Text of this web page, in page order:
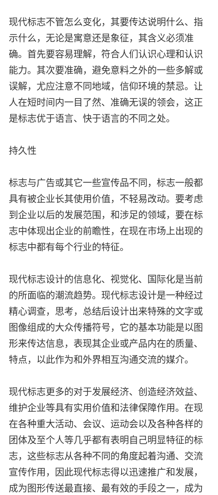
现代标志不管怎么变化，其要传达说明什么、指
示什么，无论是寓意还是象征，其含义必须准
确。首先要容易理解，符合人们认识心理和认识
能力。其次要准确，避免意料之外的一些多解或
误解，尤应注意不同地域，信仰环境的禁忌。让
人在短时间内一目了然、准确无误的领会，这正
是标志优于语言、快于语言的不同之处。
持久性
标志与广告或其它一些宣传品不同，标志一般都
具有被企业长其使用价值，不轻易改动。要考虑
到企业以后的发展范围，和涉足的领域，要在标
志中体现出企业的前瞻性，在现在市场上出现的
标志中都有每个行业的特征。
现代标志设计的信息化、视觉化、国际化是当前
的所面临的潮流趋势。现代标志设计是一种经过
精心调查，思考，总结后设计出来特殊的文字或
图像组成的大众传播符号，它的基本功能是以图
形来传达信息，表现其企业或产品内在的质量、
特点，以此作为和外界相互沟通交流的媒介。
现代标志更多的对于发展经济、创造经济效益、
维护企业等具有实用价值和法律保障作用。在现
在各种重大活动、会议、运动会以及各种各样的
团体及至个人等几乎都有表明自己明显特征的标
志，这些标志从各种不同的角度起着沟通、交流
宣传作用，因此现代标志得以迅速推广和发展，
成为图形传送最直接、最有效的手段之一，成为